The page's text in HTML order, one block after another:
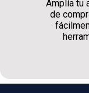
Amplía tu
de